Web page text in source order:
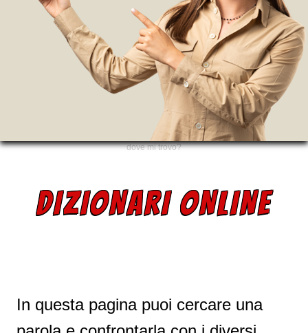
dove mi trovo?
DIZIONARI ONLINE
In questa pagina puoi cercare una